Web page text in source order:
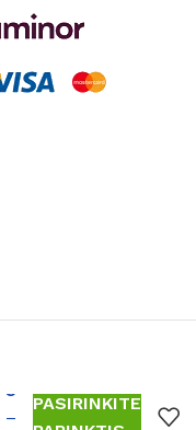
€
–
PASIRINKITE